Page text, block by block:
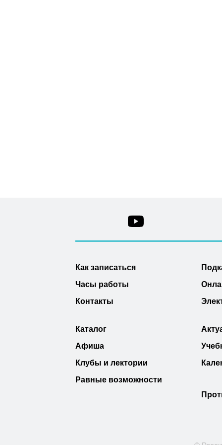
Как записаться
Часы работы
Контакты
Каталог
Афиша
Клубы и лектории
Равные возможности